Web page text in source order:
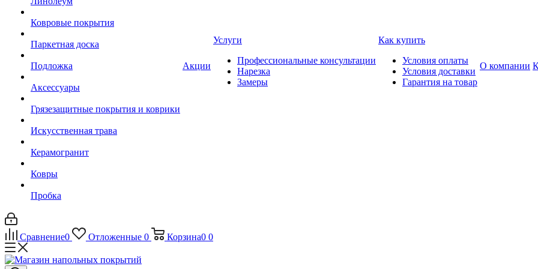
Ковровые покрытия
Паркетная доска
Подложка
Аксессуары
Грязезащитные покрытия и коврики
Искусственная трава
Керамогранит
Ковры
Пробка
Акции
Услуги
Профессиональные консультации
Нарезка
Замеры
Как купить
Условия оплаты
Условия доставки
Гарантия на товар
О компании
Сравнение0 Отложенные 0 Корзина0 0